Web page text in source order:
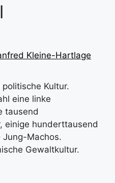
Kleine-Hartlage
Kultur.
eine linke
tausend
einige hunderttausend
Jung-Machos.
Gewaltkultur.